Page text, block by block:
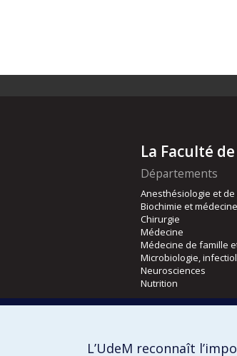
La Faculté
Départements
Anesthésiologie et
Biochimie et
Chirurgie
Médecine
Médecine de famille
Microbiologie,
Neurosciences
Nutrition
Orthophonie et
L’UdeM reconnaît